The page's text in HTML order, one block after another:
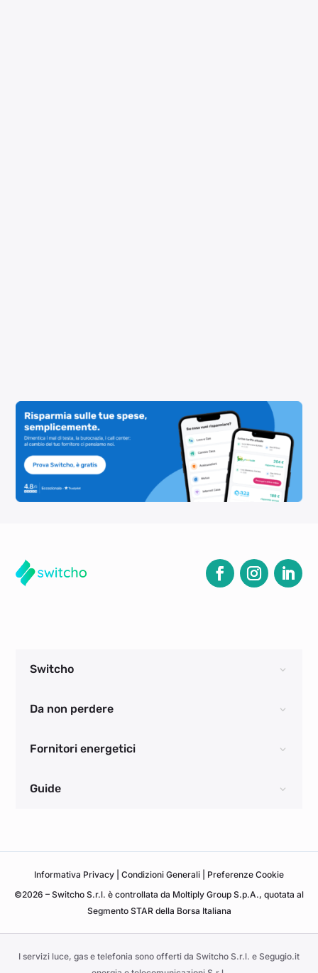
Switcho
Da non perdere
Fornitori energetici
Guide
Informativa Privacy Condizioni Generali
Preferenze Cookie
©2026 – Switcho S.r.l. è controllata da Moltiply Group S.p.A., quotata al
Segmento STAR della Borsa Italiana
I servizi luce, gas e telefonia sono offerti da Switcho S.r.l. e Segugio.it